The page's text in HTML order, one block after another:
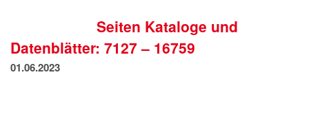
DATENSCHUTZSeiten Kataloge und
Datenblätter: 7127 – 16759
01.06.2023